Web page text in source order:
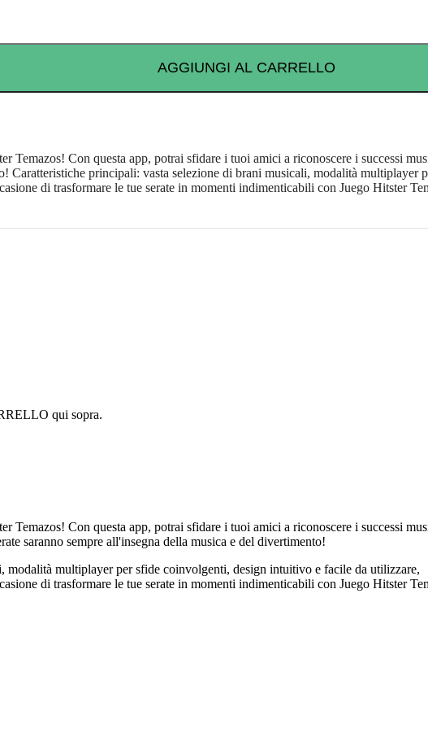
AGGIUNGI AL CARRELLO
Temazos! Con questa app, potrai sfidare i tuoi amici a riconoscere i successi
Caratteristiche principali: vasta selezione di brani musicali, modalità
di trasformare le tue serate in momenti indimenticabili con Juego Hitster
qui sopra.
Temazos! Con questa app, potrai sfidare i tuoi amici a riconoscere i successi
saranno sempre all'insegna della musica e del divertimento!
modalità multiplayer per sfide coinvolgenti, design intuitivo e facile da utilizzare,
di trasformare le tue serate in momenti indimenticabili con Juego Hitster